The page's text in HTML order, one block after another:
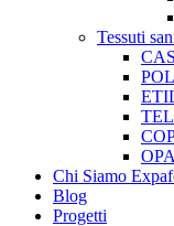
Tessuti
Chi Siamo
Blog
Progetti